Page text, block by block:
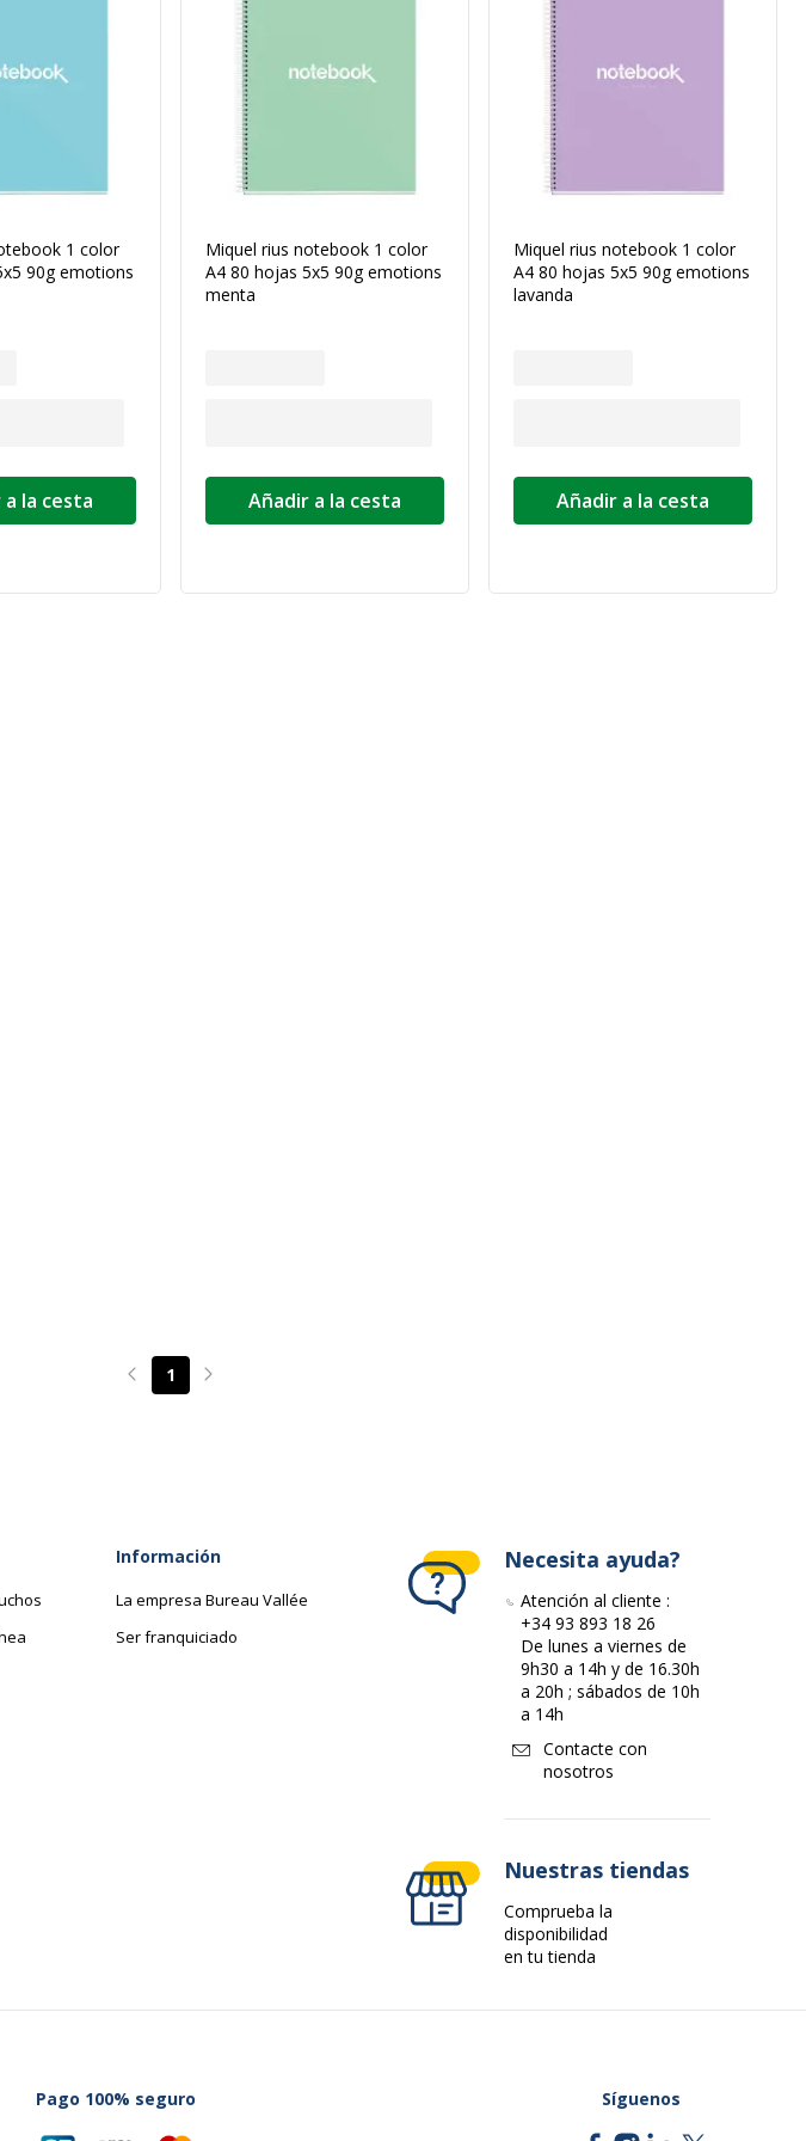
1 color
90g emotions
la cesta
Miquel rius notebook 1 color
A4 80 hojas 5x5 90g emotions
menta
Añadir a la cesta
Miquel rius notebook 1 color
A4 80 hojas 5x5 90g emotions
lavanda
Añadir a la cesta
Page précédente
1 Page suivante
Información
La empresa Bureau Vallée
Ser franquiciado
Necesita ayuda?
Atención al cliente :
+34 93 893 18 26
De lunes a viernes de
9h30 a 14h y de 16.30h
a 20h ; sábados de 10h
a 14h
Contacte con
nosotros
Nuestras tiendas
Comprueba la
disponibilidad
en tu tienda
Pago 100% seguro Síguenos